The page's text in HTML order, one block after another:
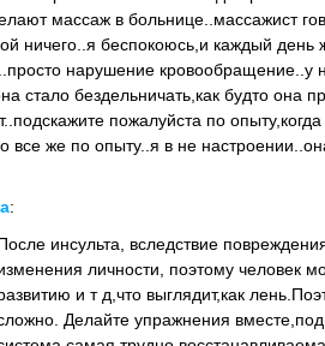
массаж в больнице..массажист
ничего..я беспокоюсь,и каждый день
нарушение
стало бездельничать,как будто она
пожалуйста по
все же по опыту..я в не
:
инсульта, вследствие
личности, поэтому человек
и т д,что выглядит,как
Делайте упражнения